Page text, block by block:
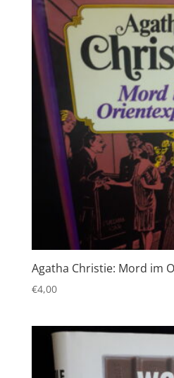
Agatha Christie: Mord im
€4,00